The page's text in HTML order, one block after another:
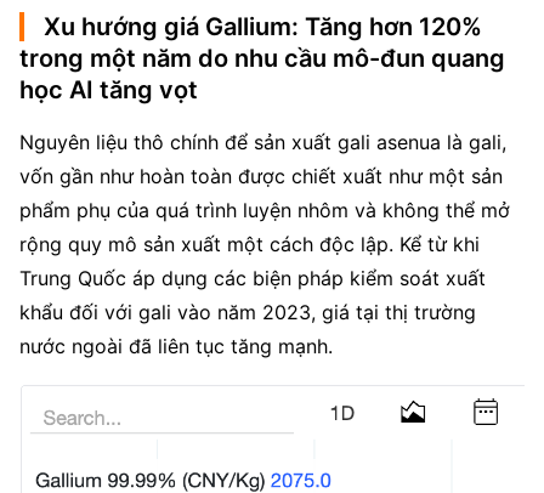
Xu hướng giá Gallium: Tăng hơn 120%
trong một năm do nhu cầu mô-đun quang
học AI tăng vọt
Nguyên liệu thô chính để sản xuất gali asenua là gali,
vốn gần như hoàn toàn được chiết xuất như một sản
phẩm phụ của quá trình luyện nhôm và không thể mở
rộng quy mô sản xuất một cách độc lập. Kể từ khi
Trung Quốc áp dụng các biện pháp kiểm soát xuất
khẩu đối với gali vào năm 2023, giá tại thị trường
nước ngoài đã liên tục tăng mạnh.